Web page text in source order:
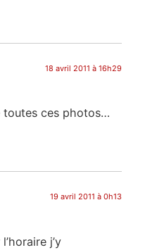
18 avril 2011 à 16h29
toutes ces photos…
19 avril 2011 à 0h13
j’y